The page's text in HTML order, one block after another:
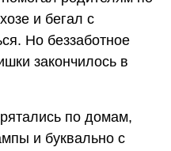
и бегал с
Но беззаботное
закончилось в
по домам,
и буквально с